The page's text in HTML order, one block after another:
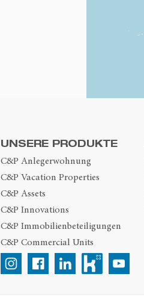
UNSERE PRODUKTE
C&P Anlegerwohnung
C&P Vacation Properties
C&P Assets
C&P Innovations
C&P Immobilienbeteiligungen
C&P Commercial Units